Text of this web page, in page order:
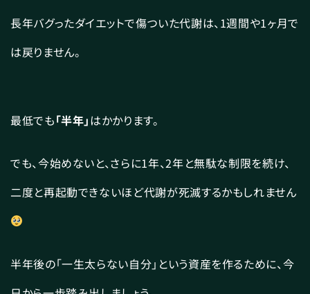
長年バグったダイエットで傷ついた代謝は、1週間や1ヶ月で
は戻りません。
最低でも「半年」はかかります。
でも、今始めないと、さらに1年、2年と無駄な制限を続け、
二度と再起動できないほど代謝が死滅するかもしれません
半年後の「一生太らない自分」という資産を作るために、今